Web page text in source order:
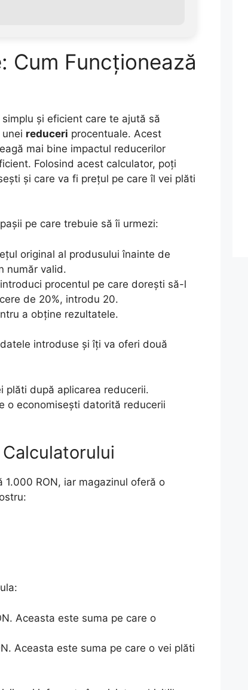
Cum Funcționează
și eficient care te ajută să
reduceri procentuale. Acest
mai bine impactul reducerilor
Folosind acest calculator, poți
și care va fi prețul pe care îl vei plăti
pe care trebuie să îi urmezi:
original al produsului înainte de
număr valid.
procentul pe care dorești să-l
de 20%, introdu 20.
a obține rezultatele.
introduse și îți va oferi două
plăti după aplicarea reducerii.
o economisești datorită reducerii
RON, iar magazinul oferă o
Aceasta este suma pe care o
Aceasta este suma pe care o vei plăti